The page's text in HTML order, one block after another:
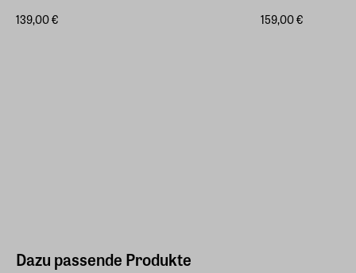
139,00 €
159,00 €
Dazu passende Produkte